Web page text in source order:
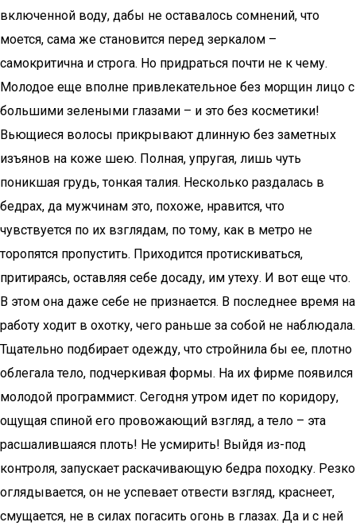
включенной воду, дабы не оставалось сомнений, что
моется, сама же становится перед зеркалом –
самокритична и строга. Но придраться почти не к чему.
Молодое еще вполне привлекательное без морщин лицо с
большими зелеными глазами – и это без косметики!
Вьющиеся волосы прикрывают длинную без заметных
изъянов на коже шею. Полная, упругая, лишь чуть
поникшая грудь, тонкая талия. Несколько раздалась в
бедрах, да мужчинам это, похоже, нравится, что
чувствуется по их взглядам, по тому, как в метро не
торопятся пропустить. Приходится протискиваться,
притираясь, оставляя себе досаду, им утеху. И вот еще что.
В этом она даже себе не признается. В последнее время на
работу ходит в охотку, чего раньше за собой не наблюдала.
Тщательно подбирает одежду, что стройнила бы ее, плотно
облегала тело, подчеркивая формы. На их фирме появился
молодой программист. Сегодня утром идет по коридору,
ощущая спиной его провожающий взгляд, а тело – эта
расшалившаяся плоть! Не усмирить! Выйдя из-под
контроля, запускает раскачивающую бедра походку. Резко
оглядывается, он не успевает отвести взгляд, краснеет,
смущается, не в силах погасить огонь в глазах. Да и с ней